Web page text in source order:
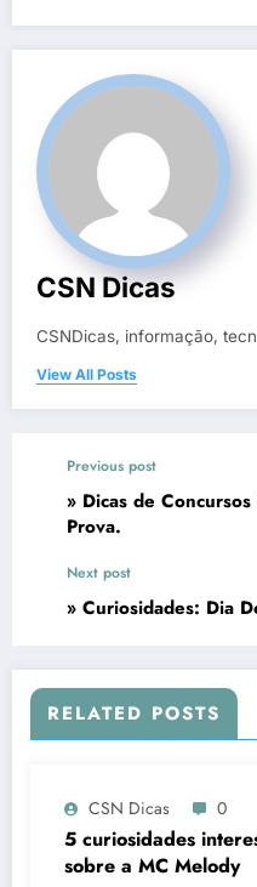
CSN Dicas
CSNDicas, informação,
View All Posts
Previous post
» Dicas de
Prova.
Next post
» Curiosidades: Dia
RELATED POSTS
CSN Dicas 0
5 curiosidades
sobre a MC Melody